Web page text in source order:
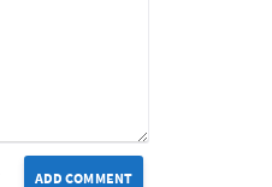
ADD COMMENT